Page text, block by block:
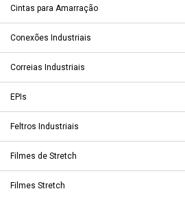
Cintas para Amarração
Conexões Industriais
Correias Industriais
EPIs
Feltros Industriais
Filmes de Stretch
Filmes Stretch